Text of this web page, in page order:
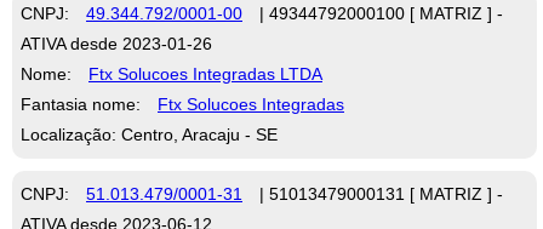
CNPJ: 49.344.792/0001-00
| 49344792000100 [ MATRIZ ] -
ATIVA desde 2023-01-26
Nome:
Ftx Solucoes Integradas LTDA
Fantasia nome:
Ftx Solucoes Integradas
Localização: Centro, Aracaju - SE
CNPJ: 51.013.479/0001-31
| 51013479000131 [ MATRIZ ] -
ATIVA desde 2023-06-12